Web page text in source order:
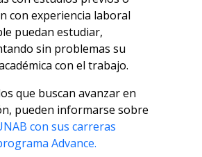
con experiencia laboral
puedan estudiar,
sin problemas su
con el trabajo.
que buscan avanzar en
pueden informarse sobre
con sus carreras
Advance.